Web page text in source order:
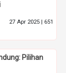
27 Apr 2025 | 651
Pilihan